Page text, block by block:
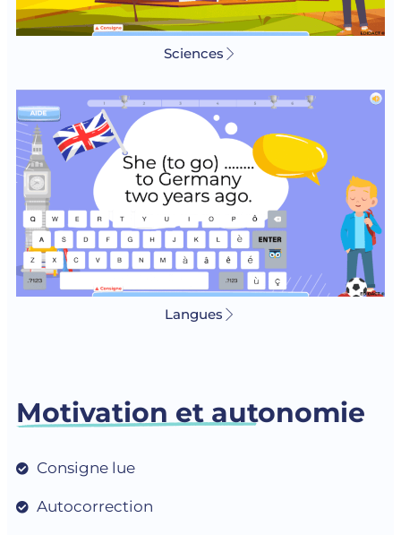
Sciences
Langues
Motivation et autonomie
Consigne lue
Autocorrection